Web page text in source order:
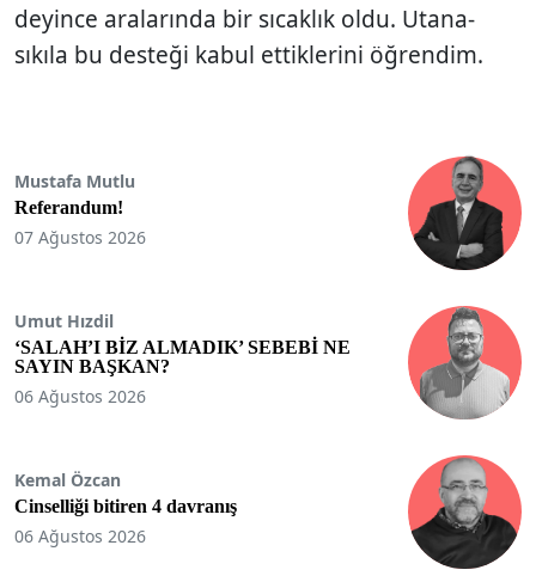
deyince aralarında bir sıcaklık oldu. Utana-
sıkıla bu desteği kabul ettiklerini öğrendim.
Mustafa Mutlu
Referandum!
07 Ağustos 2026
Umut Hızdil
‘SALAH’I BİZ ALMADIK’ SEBEBİ NE
SAYIN BAŞKAN?
06 Ağustos 2026
Kemal Özcan
Cinselliği bitiren 4 davranış
06 Ağustos 2026